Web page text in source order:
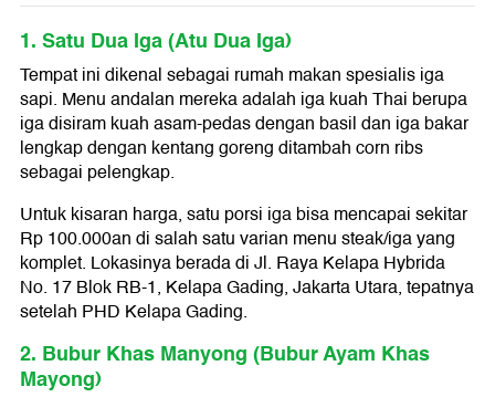
1. Satu Dua Iga (Atu Dua Iga)
Tempat ini dikenal sebagai rumah makan spesialis iga
sapi. Menu andalan mereka adalah iga kuah Thai berupa
iga disiram kuah asam-pedas dengan basil dan iga bakar
lengkap dengan kentang goreng ditambah corn ribs
sebagai pelengkap.
Untuk kisaran harga, satu porsi iga bisa mencapai sekitar
Rp 100.000an di salah satu varian menu steak/iga yang
komplet. Lokasinya berada di Jl. Raya Kelapa Hybrida
No. 17 Blok RB-1, Kelapa Gading, Jakarta Utara, tepatnya
setelah PHD Kelapa Gading.
2. Bubur Khas Manyong (Bubur Ayam Khas
Mayong)